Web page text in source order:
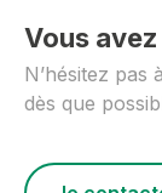
Vous
N’hésitez
dès que